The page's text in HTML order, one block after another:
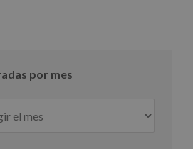
por mes